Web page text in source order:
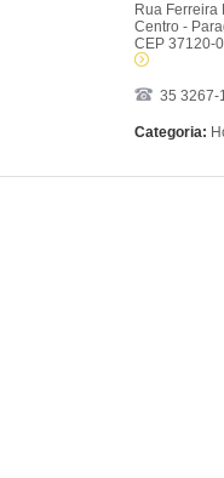
Rua Ferreira
Centro -
CEP 37120-
35 3267-
Categoria: